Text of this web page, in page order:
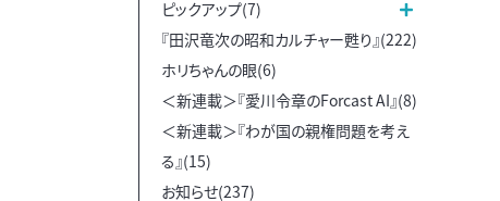
ピックアップ(7)
『田沢竜次の昭和カルチャー甦り』(222)
ホリちゃんの眼(6)
＜新連載＞『愛川令章のForcast AI』(8)
＜新連載＞『わが国の親権問題を考え
る』(15)
お知らせ(237)